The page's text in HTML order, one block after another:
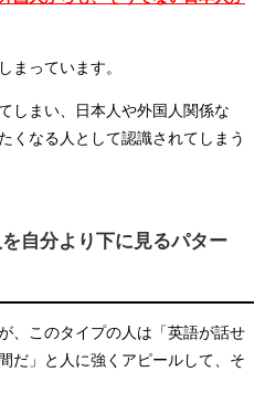
まっています。
しまい、日本人や外国人関係な
くなる人として認識されてしまう
自分より下に見るパター
、このタイプの人は「英語が話せ
だ」と人に強くアピールして、そ